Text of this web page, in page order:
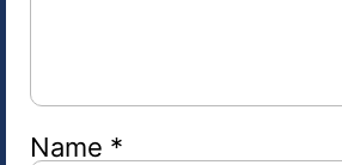
Name *